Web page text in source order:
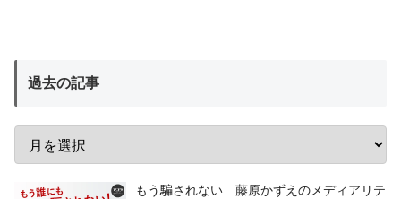
過去の記事
もう騙されない 藤原かずえのメディアリテ